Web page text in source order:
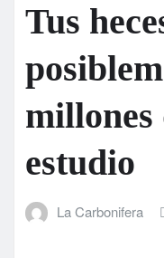
Tus
millones
estudio
La Carbonifera